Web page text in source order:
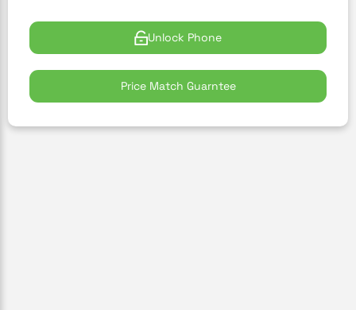
Unlock Phone
Price Match Guarntee